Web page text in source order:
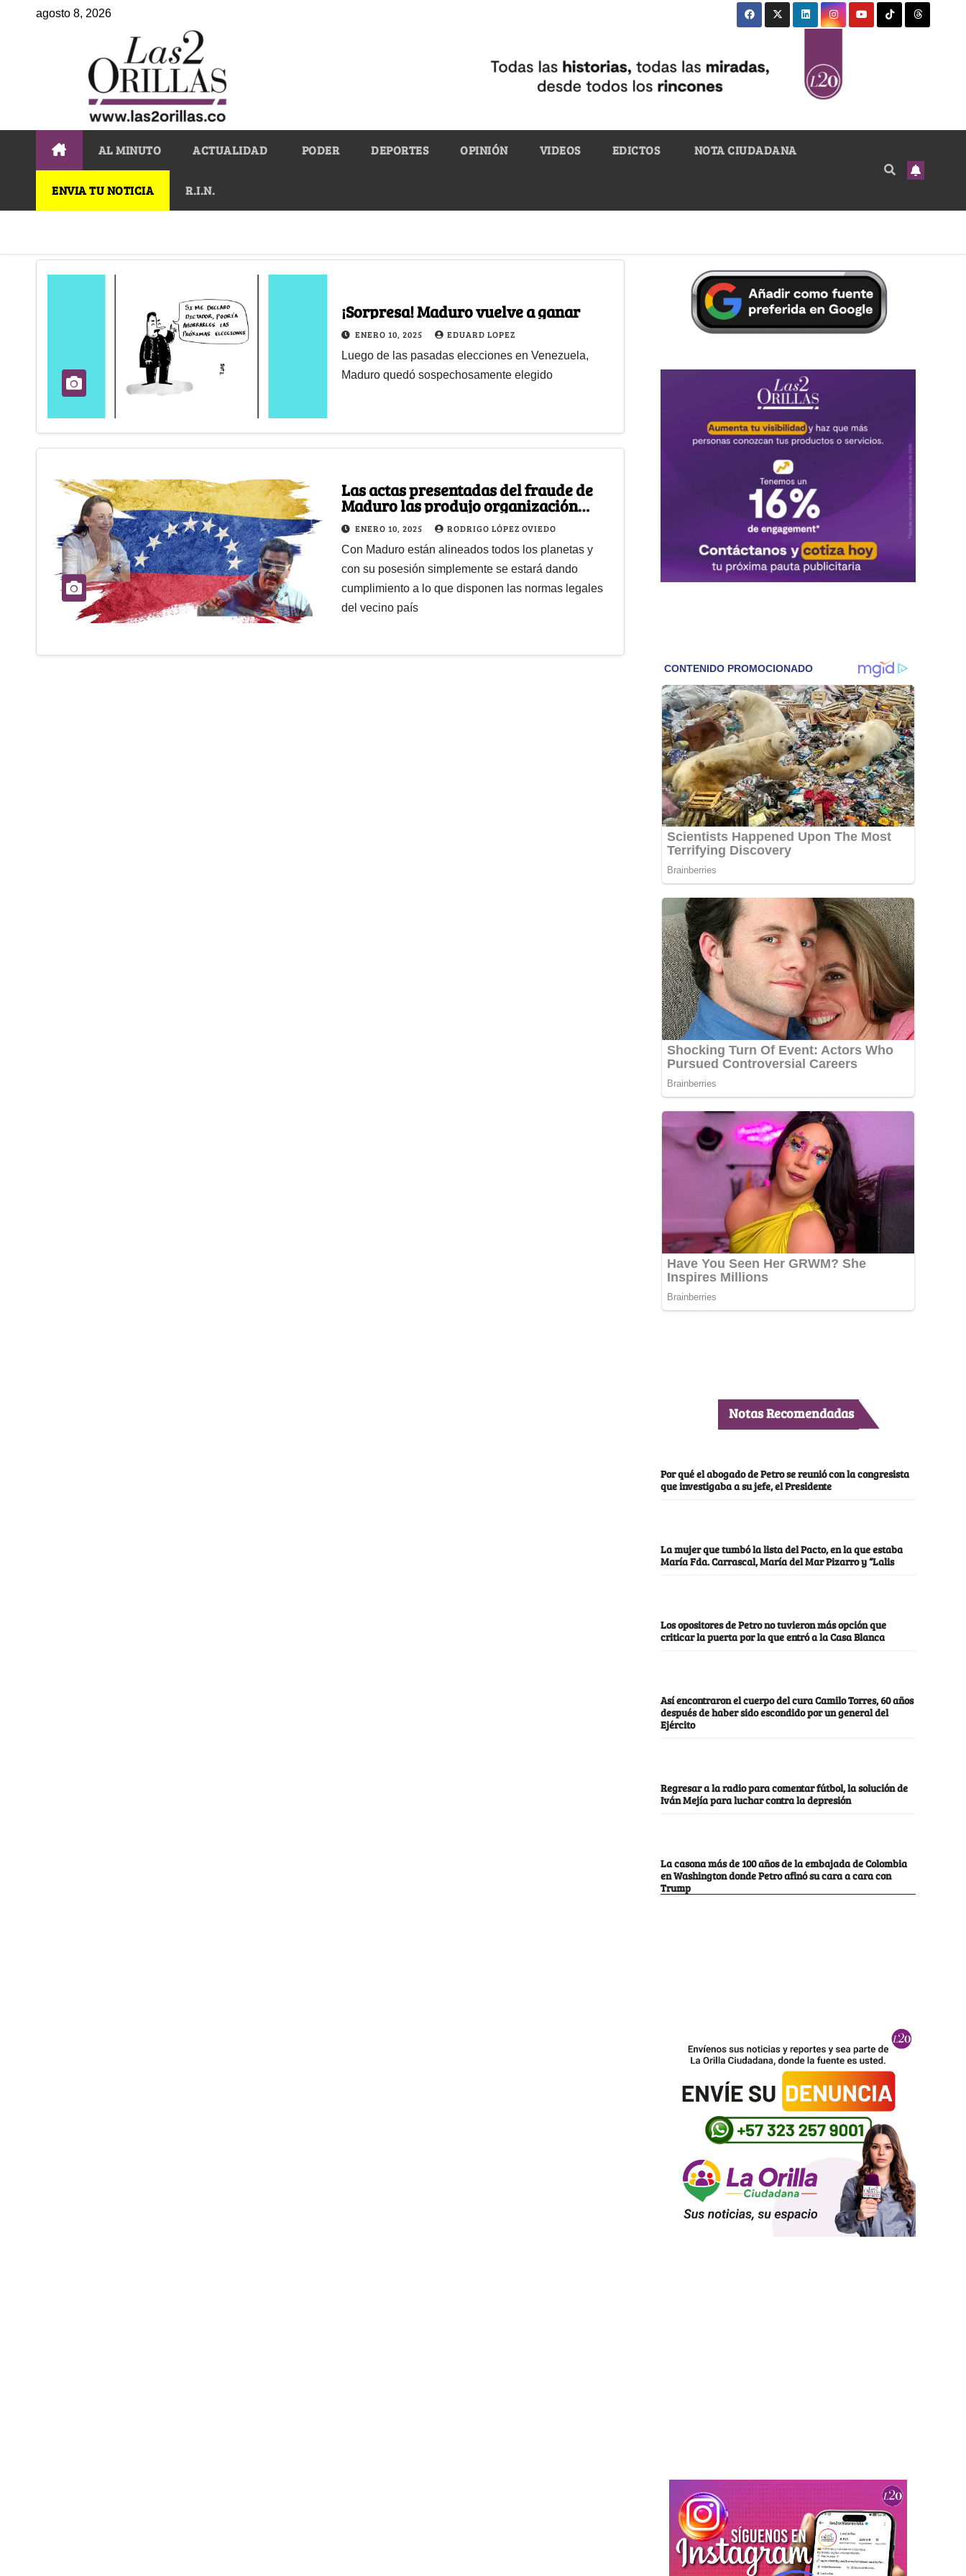
agosto 8, 2026
AL MINUTO ACTUALIDAD PODER DEPORTES OPINIÓN VIDEOS EDICTOS NOTA CIUDADANA
ENVIA TU NOTICIA R.I.N.
¡Sorpresa! Maduro vuelve a ganar
ENERO 10, 2025 EDUARD LOPEZ
Luego de las pasadas elecciones en Venezuela,
Maduro quedó sospechosamente elegido
Las actas presentadas del fraude de
Maduro las produjo organización
fundada por María Corina Machado
ENERO 10, 2025 RODRIGO LÓPEZ OVIEDO
Con Maduro están alineados todos los planetas y
con su posesión simplemente se estará dando
cumplimiento a lo que disponen las normas legales
del vecino país
Notas Recomendadas
Por qué el abogado de Petro se reunió con la congresista
que investigaba a su jefe, el Presidente
La mujer que tumbó la lista del Pacto, en la que estaba
María Fda. Carrascal, María del Mar Pizarro y “Lalis
Los opositores de Petro no tuvieron más opción que
criticar la puerta por la que entró a la Casa Blanca
Así encontraron el cuerpo del cura Camilo Torres, 60 años
después de haber sido escondido por un general del
Ejército
Regresar a la radio para comentar fútbol, la solución de
Iván Mejía para luchar contra la depresión
La casona más de 100 años de la embajada de Colombia
en Washington donde Petro afinó su cara a cara con
Trump